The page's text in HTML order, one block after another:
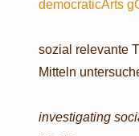
democraticArts
sozial relevante
Mitteln
investigating